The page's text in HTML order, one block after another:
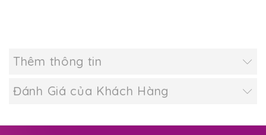
Thêm thông tin
Đánh Giá của Khách Hàng